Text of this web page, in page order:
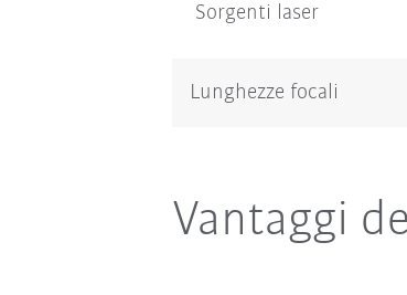
Sorgenti laser
Lunghezze focali
Vantaggi